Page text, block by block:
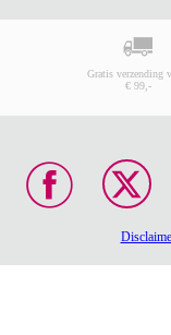
Gratis verzending
€ 99,-